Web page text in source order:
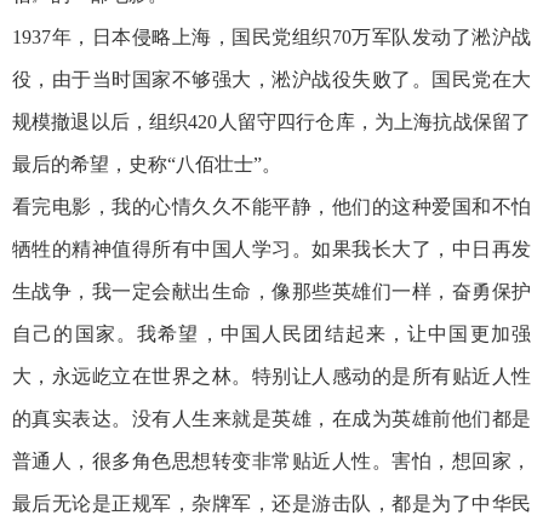
1937年，日本侵略上海，国民党组织70万军队发动了淞沪战
役，由于当时国家不够强大，淞沪战役失败了。国民党在大
规模撤退以后，组织420人留守四行仓库，为上海抗战保留了
最后的希望，史称“八佰壮士”。
看完电影，我的心情久久不能平静，他们的这种爱国和不怕
牺牲的精神值得所有中国人学习。如果我长大了，中日再发
生战争，我一定会献出生命，像那些英雄们一样，奋勇保护
自己的国家。我希望，中国人民团结起来，让中国更加强
大，永远屹立在世界之林。特别让人感动的是所有贴近人性
的真实表达。没有人生来就是英雄，在成为英雄前他们都是
普通人，很多角色思想转变非常贴近人性。害怕，想回家，
最后无论是正规军，杂牌军，还是游击队，都是为了中华民